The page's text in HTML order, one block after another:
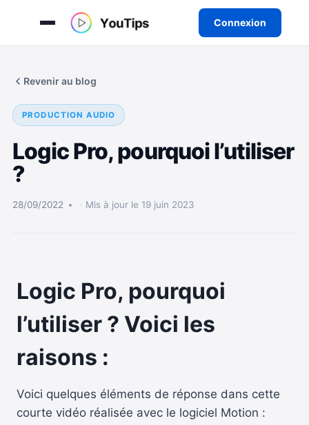
Connexion
Revenir au blog
PRODUCTION AUDIO
Logic Pro, pourquoi l’utiliser
?
28/09/2022 Mis à jour le 19 juin 2023
Logic Pro, pourquoi
l’utiliser ? Voici les
raisons :
Voici quelques éléments de réponse dans cette
courte vidéo réalisée avec le logiciel Motion :